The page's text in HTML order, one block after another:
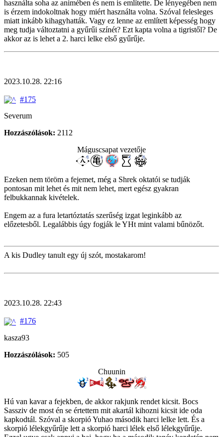
használta soha az animében és nem is említette. De lényegében nem
is érzem indokoltnak hogy miért használta volna. Szóval felesleges
miatt inkább kihagyhatták. Vagy ez lenne az említett képesség hogy
meg tudja változtatni a gyűrűi színét? Ezt kapta volna a tigristől? De
akkor az is lehet a 2. harci lelke első gyűrűje.
2023.10.28. 22:16
#175
Severum
Hozzászólások: 2112
Máguscsapat vezetője
Ezeken nem töröm a fejemet, még a Shrek oktatói se tudják
pontosan mit lehet és mit nem lehet, mert egész gyakran
felbukkannak kivételek.
Engem az a fura letartóztatás szerűség izgat leginkább az
előzetesből. Legalábbis úgy fogják le YHt mint valami bűnözőt.
A kis Dudley tanult egy új szót, mostakarom!
2023.10.28. 22:43
#176
kasza93
Hozzászólások: 505
Chuunin
Hú van kavar a fejekben, de akkor rakjunk rendet kicsit. Bocs
Sassziv de most én se értettem mit akartál kihozni kicsit ide oda
kapkodtál. Szóval a skorpió Yuhao második harci lelke lett. És a
skorpió lélekgyűrűje lett a skorpió harci lélek első lélekgyűrűje.